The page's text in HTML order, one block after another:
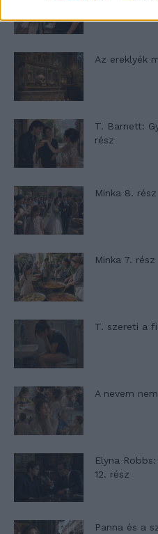
Az ereklyék
T. Barnett:
rész
Minka 8. rész
Minka 7. rész
T. szereti a
A nevem
Elyna
12. rész
Panna és a